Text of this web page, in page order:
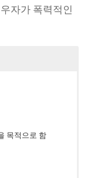
자가 폭력적인
목적으로 함